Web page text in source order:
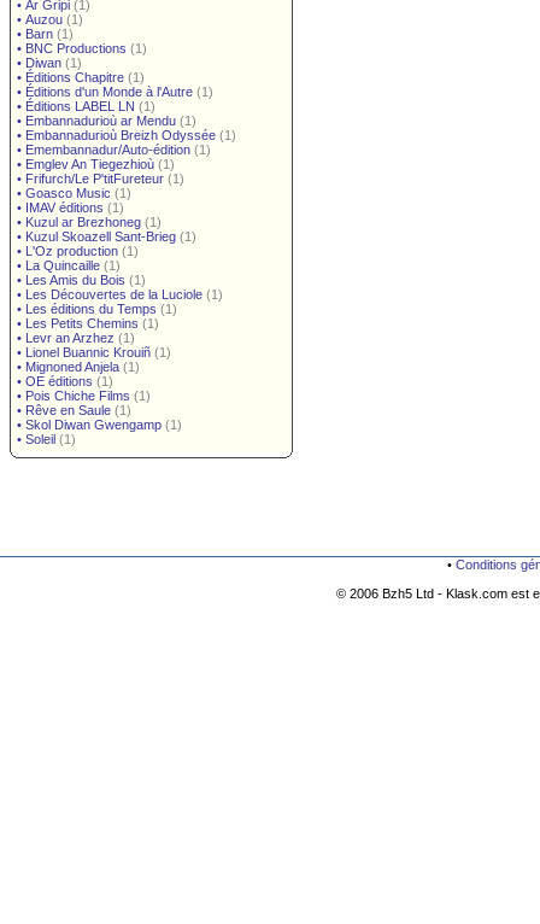
• Ar Gripi (1)
• Auzou (1)
• Barn (1)
• BNC Productions (1)
• Diwan (1)
• Éditions Chapitre (1)
• Éditions d'un Monde à l'Autre (1)
• Éditions LABEL LN (1)
• Embannadurioù ar Mendu (1)
• Embannadurioù Breizh Odyssée (1)
• Emembannadur/Auto-édition (1)
• Emglev An Tiegezhioù (1)
• Frifurch/Le P'titFureteur (1)
• Goasco Music (1)
• IMAV éditions (1)
• Kuzul ar Brezhoneg (1)
• Kuzul Skoazell Sant-Brieg (1)
• L'Oz production (1)
• La Quincaille (1)
• Les Amis du Bois (1)
• Les Découvertes de la Luciole (1)
• Les éditions du Temps (1)
• Les Petits Chemins (1)
• Levr an Arzhez (1)
• Lionel Buannic Krouiñ (1)
• Mignoned Anjela (1)
• OE éditions (1)
• Pois Chiche Films (1)
• Rêve en Saule (1)
• Skol Diwan Gwengamp (1)
• Soleil (1)
• Conditions
© 2006 Bzh5 Ltd - Klask.com est